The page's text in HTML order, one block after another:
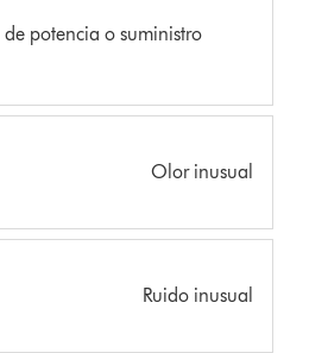
de potencia o suministro
Olor inusual
Ruido inusual